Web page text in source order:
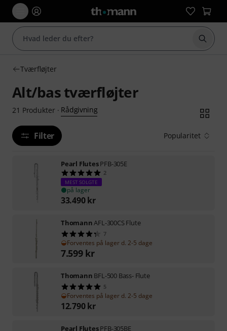
Start
Tværfløjter
Alt/bas tværfløjter
21 Produkter· Rådgivning
Filter Popularitet
Pearl FlutesPFB-305E
2
MEST SOLGTE
på lager
33.490 kr
ThomannAFL-300CS Flute
7
Forventes på lager d. 2-5 dage
7.599 kr
Thomann BFL-500 Bass- Flute
5
Forventes på lager d. 2-5 dage
12.790 kr
Pearl FlutesPFB-305BE